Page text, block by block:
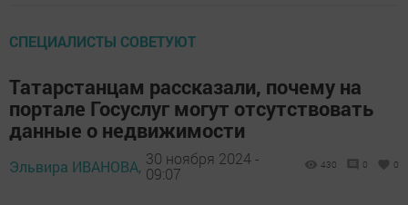
СПЕЦИАЛИСТЫ СОВЕТУЮТ
Татарстанцам рассказали, почему на
портале Госуслуг могут отсутствовать
данные о недвижимости
Эльвира ИВАНОВА, 30 ноября 2024 -
09:07
430 0 0